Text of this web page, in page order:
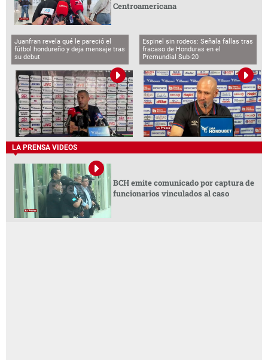
Centroamericana
Juanfran revela qué le pareció el
fútbol hondureño y deja mensaje tras
su debut
Espinel sin rodeos: Señala fallas tras
fracaso de Honduras en el
Premundial Sub-20
LA PRENSA VIDEOS
BCH emite comunicado por captura de
funcionarios vinculados al caso